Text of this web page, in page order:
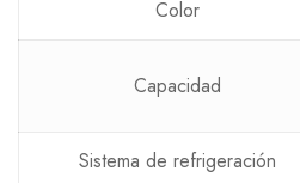
Color
Capacidad
Sistema de refrigeración